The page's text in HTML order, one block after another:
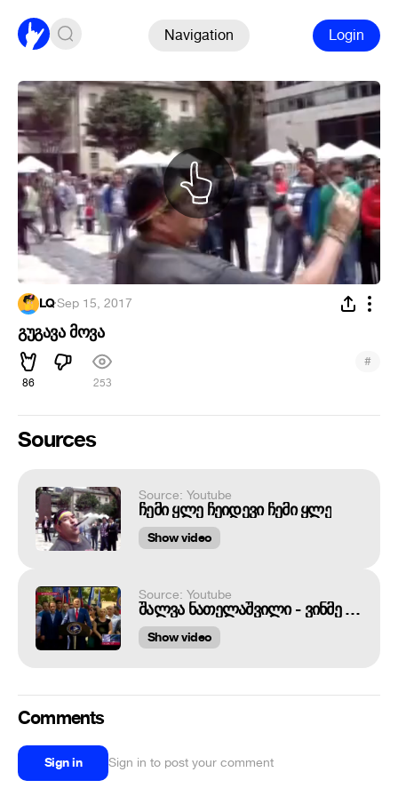
Navigation Login
LQ·Sep 15, 2017
გუგავა მოვა
86 253
#
Sources
Source: Youtube
ჩემი ყლე ჩეიდევი ჩემი ყლე
Show video
Source: Youtube
შალვა ნათელაშვილი - ​ვინმე დაგჩაგრავს? - გუგავა მოვა! ავად გახდები? - გუგავა მოვა!
Show video
Comments
Sign in Sign in to post your comment